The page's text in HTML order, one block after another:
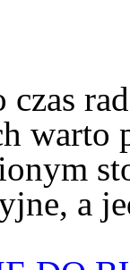
czas
warto
a